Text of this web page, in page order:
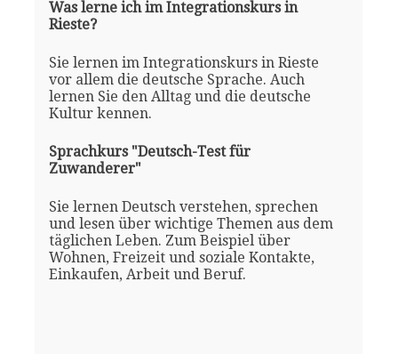
Was lerne ich im Integrationskurs in
Rieste?
Sie lernen im Integrationskurs in Rieste
vor allem die deutsche Sprache. Auch
lernen Sie den Alltag und die deutsche
Kultur kennen.
Sprachkurs "Deutsch-Test für
Zuwanderer"
Sie lernen Deutsch verstehen, sprechen
und lesen über wichtige Themen aus dem
täglichen Leben. Zum Beispiel über
Wohnen, Freizeit und soziale Kontakte,
Einkaufen, Arbeit und Beruf.